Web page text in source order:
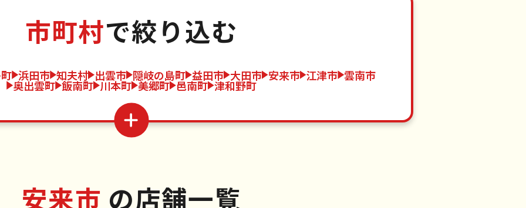
市町村で絞り込む
浜田市 知夫村 出雲市 隠岐の島町 益田市 大田市 安来市 江津市 雲南市
奥出雲町 飯南町 川本町 美郷町 邑南町 津和野町
安来市 の店舗一覧